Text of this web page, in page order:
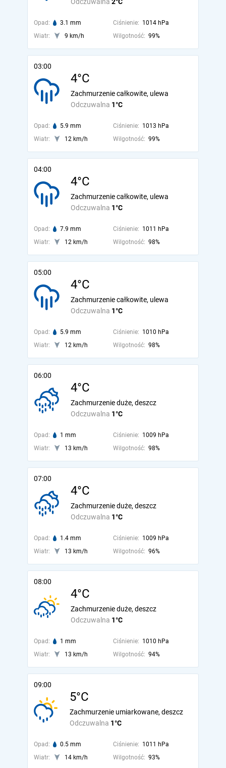
Opad: 3.1 mm Ciśnienie: 1014 hPa
Wiatr:
9 km/h Wilgotność: 99%
03:00
4°C
Odczuwalna 1°C
Zachmurzenie całkowite, ulewa
Opad: 5.9 mm Ciśnienie: 1013 hPa
Wiatr:
12 km/h Wilgotność: 99%
04:00
4°C
Odczuwalna 1°C
Zachmurzenie całkowite, ulewa
Opad: 7.9 mm Ciśnienie: 1011 hPa
Wiatr:
12 km/h Wilgotność: 98%
05:00
4°C
Odczuwalna 1°C
Zachmurzenie całkowite, ulewa
Opad: 5.9 mm Ciśnienie: 1010 hPa
Wiatr:
12 km/h Wilgotność: 98%
06:00
4°C
Odczuwalna 1°C
Zachmurzenie duże, deszcz
Opad: 1 mm Ciśnienie: 1009 hPa
Wiatr:
13 km/h Wilgotność: 98%
07:00
4°C
Odczuwalna 1°C
Zachmurzenie duże, deszcz
Opad: 1.4 mm Ciśnienie: 1009 hPa
Wiatr:
13 km/h Wilgotność: 96%
08:00
4°C
Odczuwalna 1°C
Zachmurzenie duże, deszcz
Opad: 1 mm Ciśnienie: 1010 hPa
Wiatr:
13 km/h Wilgotność: 94%
09:00
5°C
Odczuwalna 1°C
Zachmurzenie umiarkowane, deszcz
Opad: 0.5 mm Ciśnienie: 1011 hPa
Wiatr:
14 km/h Wilgotność: 93%